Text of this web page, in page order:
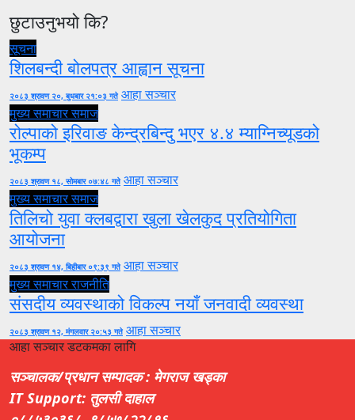
छुटाउनुभयो कि?
सूचना
शिलबन्दी बोलपत्र आह्वान सूचना
२०८३ श्रावण २०, बुधबार २१:०३ गते आहा सञ्चार
मुख्य समाचारसमाज
रोल्पाको इरिवाङ केन्द्रबिन्दु भएर ४.४ म्याग्निच्यूडको
भूकम्प
२०८३ श्रावण १८, सोमबार ०७:४८ गते आहा सञ्चार
मुख्य समाचारसमाज
तिलिचो युवा क्लबद्वारा खुला खेलकुद प्रतियोगिता
आयोजना
२०८३ श्रावण १४, बिहीबार ०९:३९ गते आहा सञ्चार
मुख्य समाचारराजनीति
संसदीय व्यवस्थाको विकल्प नयाँ जनवादी व्यवस्था
२०८३ श्रावण १२, मंगलवार २०:५३ गते आहा सञ्चार
आहा सञ्चार डटकमका लागि
सञ्चालक/प्रधान सम्पादक : मेगराज खड्का
IT Support: तुलसी दाहाल